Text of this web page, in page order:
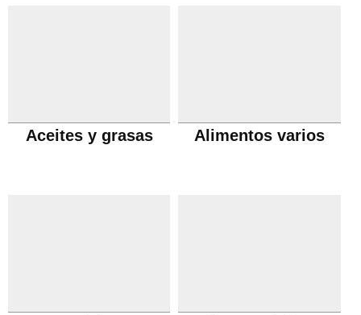
Aceites y grasas Alimentos varios